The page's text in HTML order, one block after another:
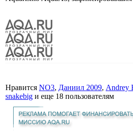
Нравится NO3, Даниил 2009, Andrey
snakebig и еще 18 пользователям